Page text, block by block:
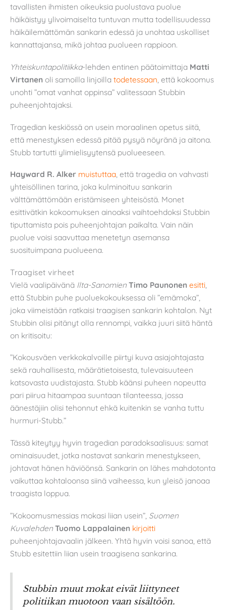
tavallisten ihmisten oikeuksia puolustava puolue
häikäistyy ylivoimaiselta tuntuvan mutta todellisuudessa
häikäilemättömän sankarin edessä ja unohtaa uskolliset
kannattajansa, mikä johtaa puolueen rappioon.
Yhteiskuntapolitiikka-lehden entinen päätoimittaja Matti
Virtanen oli samoilla linjoilla todetessaan , että kokoomus
unohti ”omat vanhat oppinsa” valitessaan Stubbin
puheenjohtajaksi.
Tragedian keskiössä on usein moraalinen opetus siitä,
että menestyksen edessä pitää pysyä nöyränä ja aitona.
Stubb tartutti ylimielisyytensä puolueeseen.
Hayward R. Alker muistuttaa, että tragedia on vahvasti
yhteisöllinen tarina, joka kulminoituu sankarin
välttämättömään eristämiseen yhteisöstä. Monet
esittivätkin kokoomuksen ainoaksi vaihtoehdoksi Stubbin
tiputtamista pois puheenjohtajan paikalta. Vain näin
puolue voisi saavuttaa menetetyn asemansa
suosituimpana puolueena.
Traagiset virheet
Vielä vaalipäivänä Ilta-Sanomien Timo Paunonen esitti
että Stubbin puhe puoluekokouksessa oli ”emämoka”,
joka viimeistään ratkaisi traagisen sankarin kohtalon. Nyt
Stubbin olisi pitänyt olla rennompi, vaikka juuri siitä häntä
on kritisoitu:
”Kokousväen verkkokalvoille piirtyi kuva asiajohtajasta
sekä rauhallisesta, määrätietoisesta, tulevaisuuteen
katsovasta uudistajasta. Stubb käänsi puheen nopeutta
pari piirua hitaampaa suuntaan tilanteessa, jossa
äänestäjiin olisi tehonnut ehkä kuitenkin se vanha tuttu
hurmuri-Stubb.”
Tässä kiteytyy hyvin tragedian paradoksaalisuus: samat
ominaisuudet, jotka nostavat sankarin menestykseen,
johtavat hänen häviöönsä. Sankarin on lähes mahdotonta
vaikuttaa kohtaloonsa siinä vaiheessa, kun yleisö janoaa
traagista loppua.
”Kokoomusmessias mokasi liian usein”, Suomen
Kuvalehden Tuomo Lappalainen kirjoitti
puheenjohtajavaalin jälkeen. Yhtä hyvin voisi sanoa, että
Stubb esitettiin liian usein traagisena sankarina.
Stubbin muut mokat eivät liittyneet
politiikan muotoon vaan sisältöön.